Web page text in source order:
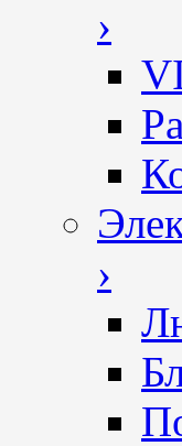
›
›